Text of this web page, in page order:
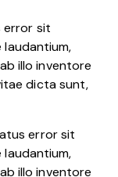
error sit
illo inventore
dicta sunt,
error sit
illo inventore